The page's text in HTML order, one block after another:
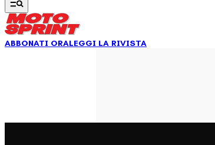
ABBONATI ORALEGGI LA RIVISTA